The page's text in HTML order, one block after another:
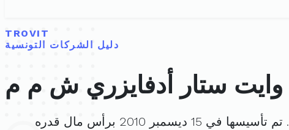
TROVIT
دليل الشركات التونسية
وايت ستار أدفايزري ش م م
. تم تأسيسها في 15 ديسمبر 2010 برأس مال قدره